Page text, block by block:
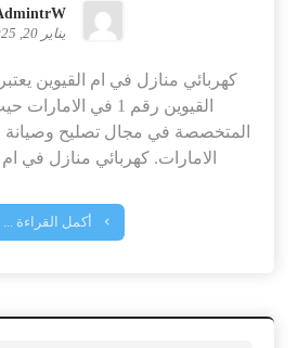
يناير 20, 2025
كهربائي منازل في ام القيوين
القيوين رقم 1 في
المتخصصة في مجال تصليح وصيانة
الامارات. كهربائي منازل في
أكمل القراءة ...